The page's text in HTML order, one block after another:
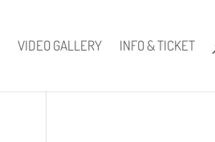
VIDEO GALLERY INFO & TICKET